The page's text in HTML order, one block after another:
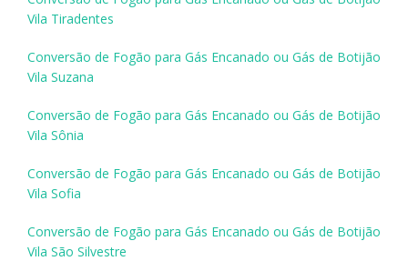
Vila Tiradentes
Conversão de Fogão para Gás Encanado ou Gás de Botijão
Vila Suzana
Conversão de Fogão para Gás Encanado ou Gás de Botijão
Vila Sônia
Conversão de Fogão para Gás Encanado ou Gás de Botijão
Vila Sofia
Conversão de Fogão para Gás Encanado ou Gás de Botijão
Vila São Silvestre